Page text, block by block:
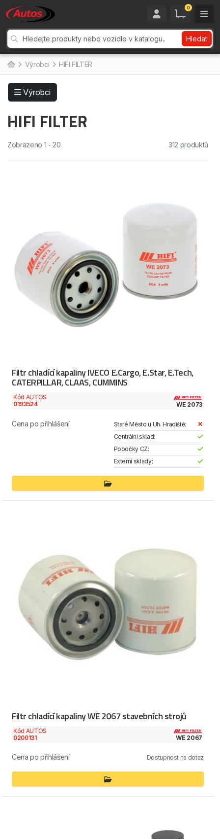
0
Hledat
Výrobci HIFI FILTER
Výrobci
HIFI FILTER
Zobrazeno 1 - 20 312 produktů
Filtr chladící kapaliny IVECO E.Cargo, E.Star, E.Tech,
CATERPILLAR, CLAAS, CUMMINS
Kód AUTOS
0193524
WE 2073
Cena po přihlášení
Staré Město u Uh. Hradiště:
Centrální sklad:
Pobočky CZ:
Externí sklady:
Filtr chladící kapaliny WE 2067 stavebních strojů
Kód AUTOS
0200131
WE 2067
Cena po přihlášení Dostupnost na dotaz